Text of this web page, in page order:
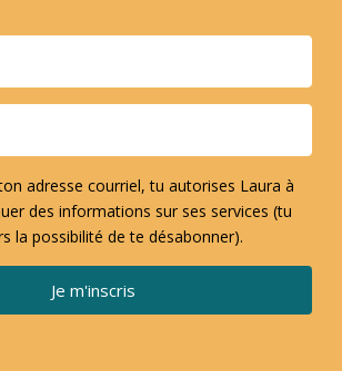
adresse courriel, tu autorises Laura à
des informations sur ses services (tu
la possibilité de te désabonner).
Je m'inscris